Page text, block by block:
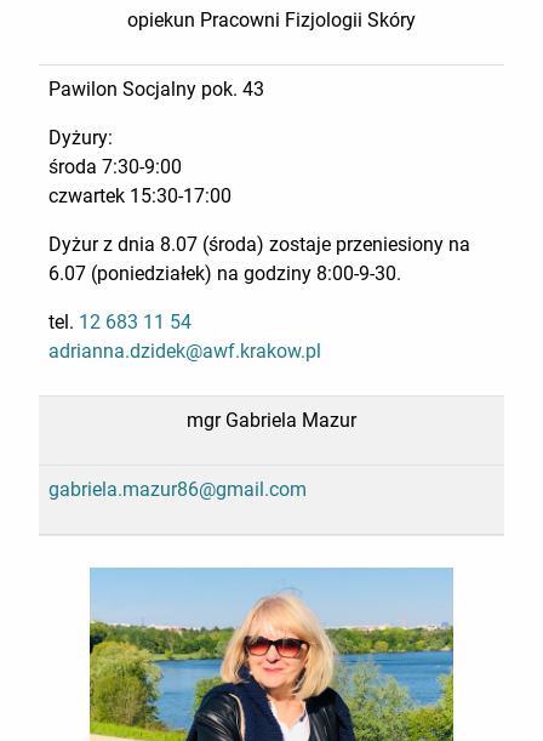
opiekun Pracowni Fizjologii Skóry
Pawilon Socjalny pok. 43
Dyżury:
środa 7:30-9:00
czwartek 15:30-17:00
Dyżur z dnia 8.07 (środa) zostaje przeniesiony na
6.07 (poniedziałek) na godziny 8:00-9-30.
tel. 12 683 11 54
adrianna.dzidek@awf.krakow.pl
mgr Gabriela Mazur
gabriela.mazur86@gmail.com